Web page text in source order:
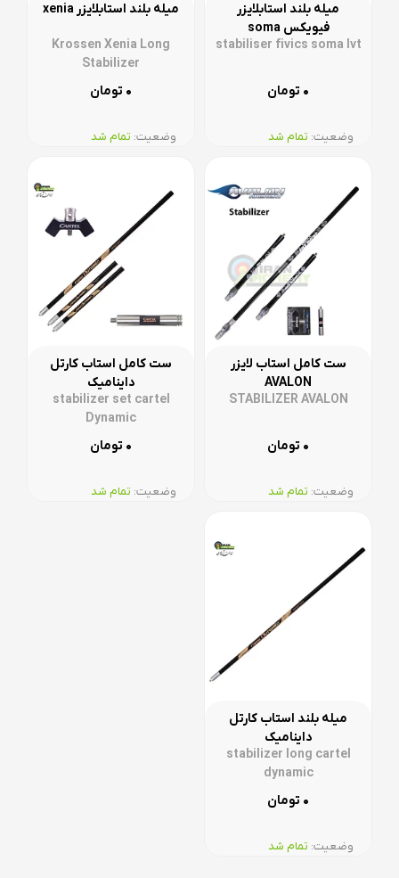
میله بلند استابلایزر
فیویکس soma
stabiliser fivics soma lvt
۰ تومان
وضعیت:‌ تمام شد
میله بلند استابلایزر xenia
Krossen Xenia Long
Stabilizer
۰ تومان
وضعیت:‌ تمام شد
ست کامل استاب لایزر
AVALON
STABILIZER AVALON
۰ تومان
وضعیت:‌ تمام شد
ست کامل استاب کارتل
داینامیک
stabilizer set cartel
Dynamic
۰ تومان
وضعیت:‌ تمام شد
میله بلند استاب کارتل
داینامیک
stabilizer long cartel
dynamic
۰ تومان
وضعیت:‌ تمام شد